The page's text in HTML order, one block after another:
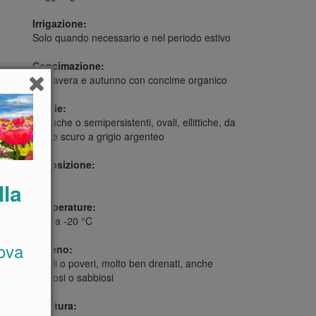
Irrigazione:
Solo quando necessario e nel periodo estivo
Concimazione:
Primavera e autunno con concime organico
Foglie:
Caduche o semipersistenti, ovali, ellittiche, da
verde scuro a grigio argenteo
Esposizione:
Temperature:
Fino a -20 °C
Terreno:
Fertili o poveri, molto ben drenati, anche
sassosi o sabbiosi
Potatura: